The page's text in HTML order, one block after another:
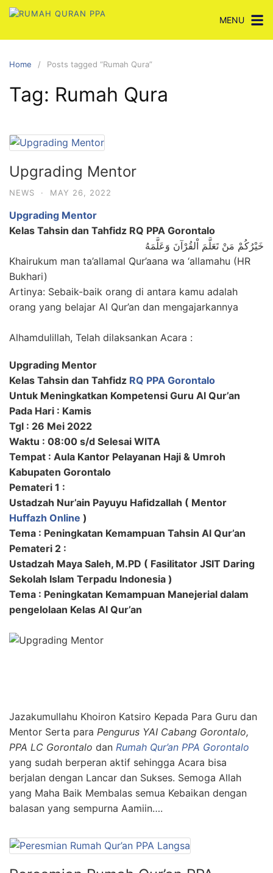
Skip
content
MENU
Home Posts tagged “Rumah Qura”
Tag: Rumah Qura
Upgrading Mentor
NEWS · MAY 26, 2022
Upgrading Mentor
Kelas Tahsin dan Tahfidz RQ PPA Gorontalo
خَيْرُكُمْ مَنْ تَعَلَّمَ اْلقُرْآنَ وَعَلَّمَهُ
Khairukum man ta’allamal Qur’aana wa ‘allamahu (HR
Bukhari)
Artinya: Sebaik-baik orang di antara kamu adalah
orang yang belajar Al Qur’an dan mengajarkannya
Alhamdulillah, Telah dilaksankan Acara :
Upgrading Mentor
Kelas Tahsin dan Tahfidz RQ PPA Gorontalo
Untuk Meningkatkan Kompetensi Guru Al Qur’an
Pada Hari : Kamis
Tgl : 26 Mei 2022
Waktu : 08:00 s/d Selesai WITA
Tempat : Aula Kantor Pelayanan Haji & Umroh
Kabupaten Gorontalo
Pemateri 1 :
Ustadzah Nur’ain Payuyu Hafidzallah ( Mentor
Huffazh Online )
Tema : Peningkatan Kemampuan Tahsin Al Qur’an
Pemateri 2 :
Ustadzah Maya Saleh, M.PD ( Fasilitator JSIT Daring
Sekolah Islam Terpadu Indonesia )
Tema : Peningkatan Kemampuan Manejerial dalam
pengelolaan Kelas Al Qur’an
Jazakumullahu Khoiron Katsiro Kepada Para Guru dan
Mentor Serta para Pengurus YAI Cabang Gorontalo,
PPA LC Gorontalo dan Rumah Qur’an PPA Gorontalo
yang sudah berperan aktif sehingga Acara bisa
berjalan dengan Lancar dan Sukses. Semoga Allah
yang Maha Baik Membalas semua Kebaikan dengan
balasan yang sempurna Aamiin….